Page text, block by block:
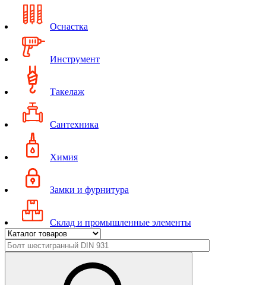
Оснастка
Инструмент
Такелаж
Сантехника
Химия
Замки и фурнитура
Склад и промышленные элементы